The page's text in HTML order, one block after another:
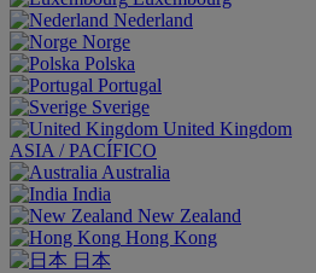
Nederland
Norge
Polska
Portugal
Sverige
United Kingdom
ASIA / PACÍFICO
Australia
India
New Zealand
Hong Kong
日本